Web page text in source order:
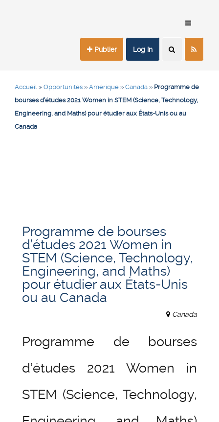
Publier Log In
Accueil » Opportunités » Amérique » Canada » Programme de
bourses d’études 2021 Women in STEM (Science, Technology,
Engineering, and Maths) pour étudier aux États-Unis ou au
Canada
Programme de bourses
d’études 2021 Women in
STEM (Science, Technology,
Engineering, and Maths)
pour étudier aux États-Unis
ou au Canada
Canada
Programme de bourses
d’études 2021 Women in
STEM (Science, Technology,